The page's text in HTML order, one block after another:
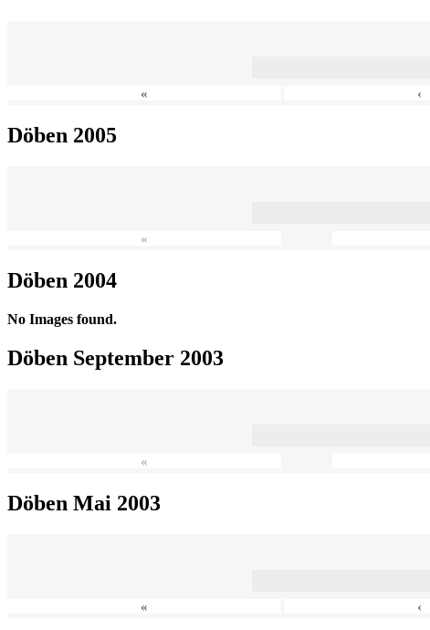
« ‹
Döben 2005
«
Döben 2004
No Images found.
Döben September 2003
«
Döben Mai 2003
« ‹